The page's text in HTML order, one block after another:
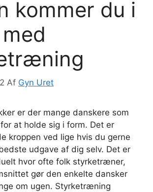
kommer du i
Af Gyn Uret
er der mange danskere som
at holde sig i form. Det er
kroppen ved lige hvis du gerne
udgave af dig selv. Det er
hvor ofte folk styrketræner,
gør den enkelte dansker
om ugen. Styrketræning